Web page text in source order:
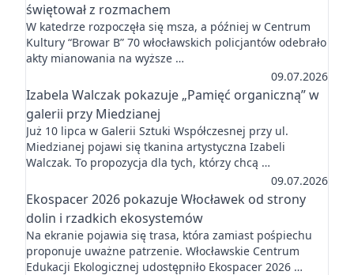
świętował z rozmachem
W katedrze rozpoczęła się msza, a później w Centrum
Kultury “Browar B” 70 włocławskich policjantów odebrało
akty mianowania na wyższe …
09.07.2026
Izabela Walczak pokazuje „Pamięć organiczną” w
galerii przy Miedzianej
Już 10 lipca w Galerii Sztuki Współczesnej przy ul.
Miedzianej pojawi się tkanina artystyczna Izabeli
Walczak. To propozycja dla tych, którzy chcą …
09.07.2026
Ekospacer 2026 pokazuje Włocławek od strony
dolin i rzadkich ekosystemów
Na ekranie pojawia się trasa, która zamiast pośpiechu
proponuje uważne patrzenie. Włocławskie Centrum
Edukacji Ekologicznej udostępniło Ekospacer 2026 …